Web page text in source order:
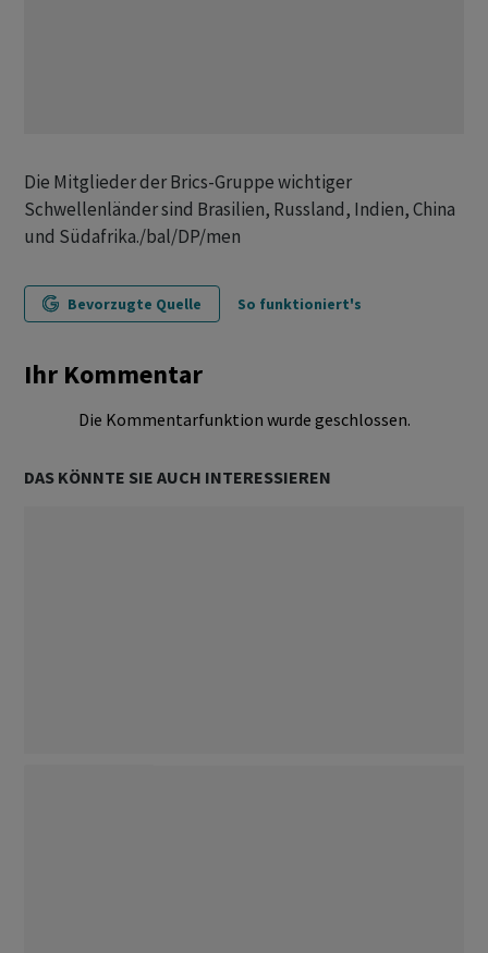
Die Mitglieder der Brics-Gruppe wichtiger
Schwellenländer sind Brasilien, Russland, Indien, China
und Südafrika./bal/DP/men
Bevorzugte Quelle So funktioniert's
Ihr Kommentar
Die Kommentarfunktion wurde geschlossen.
DAS KÖNNTE SIE AUCH INTERESSIEREN